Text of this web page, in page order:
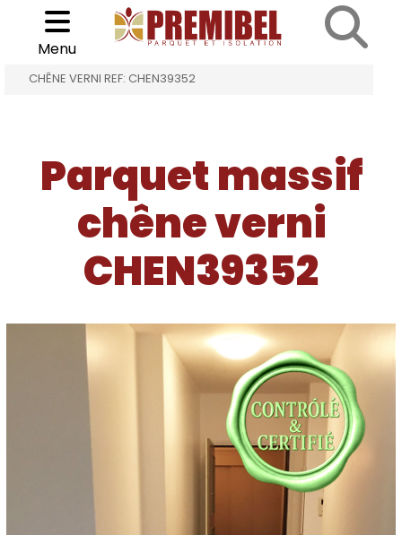
Choisir son parquet
Menu
ACCUEIL > PARQUET MASSIF CHÊNE VERNI >
CHÊNE VERNI REF: CHEN39352
Parquet massif
chêne verni
CHEN39352
Cookies management panel